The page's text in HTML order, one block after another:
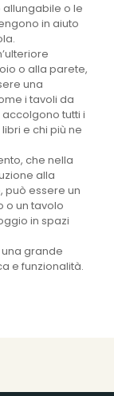
allungabile o le
in aiuto
o alla parete,
una
i tavoli da
tutti i
e chi più ne
che nella
alla
può essere un
o un tavolo
in spazi
grande
e funzionalità.